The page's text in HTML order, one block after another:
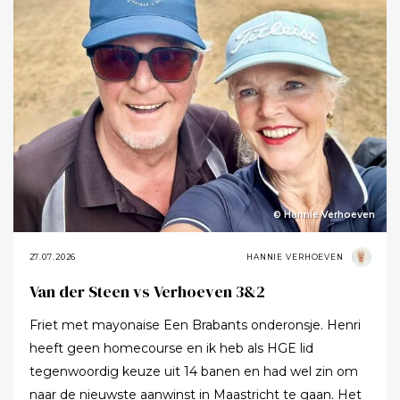
© Hannie Verhoeven
27.07.2026 HANNIE VERHOEVEN
Van der Steen vs Verhoeven 3&2
Friet met mayonaise Een Brabants onderonsje. Henri
heeft geen homecourse en ik heb als HGE lid
tegenwoordig keuze uit 14 banen en had wel zin om
naar de nieuwste aanwinst in Maastricht te gaan. Het